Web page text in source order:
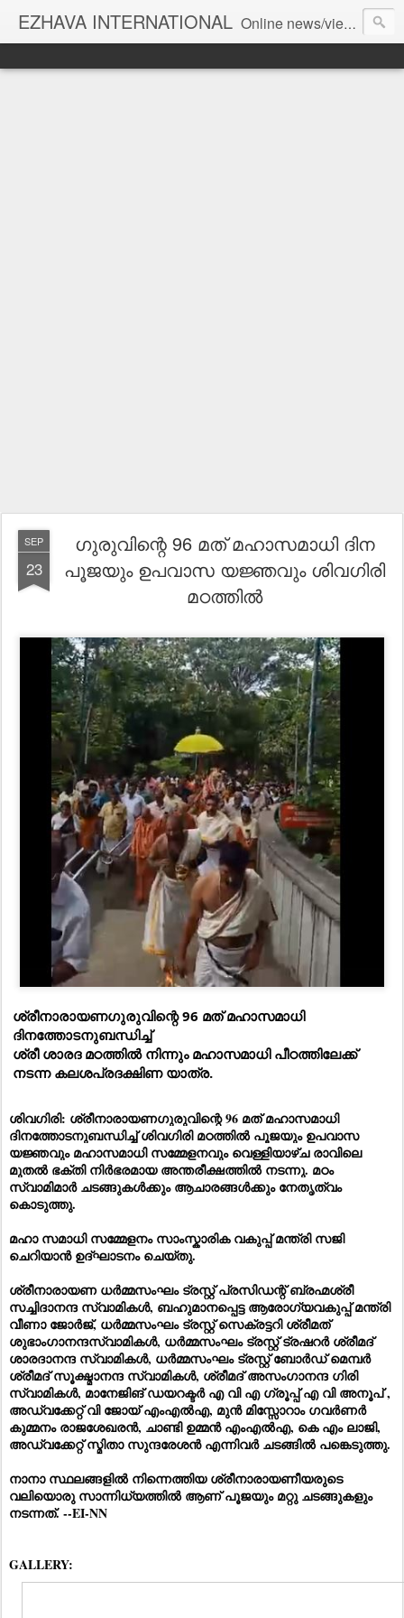
EZHAVA INTERNATIONAL Online news/views JOURNAL... Connecting the community worldwide Editorial Director: Prem Chandran
SEP
23
ഗുരുവിന്റെ 96 മത് മഹാസമാധി ദിന
പൂജയും ഉപവാസ യജ്ഞവും ശിവഗിരി
മഠത്തിൽ
ശ്രീനാരായണഗുരുവിന്റെ 96 മത് മഹാസമാധി
ദിനത്തോടനുബന്ധിച്ച്
ശ്രീ ശാരദ മഠത്തിൽ നിന്നും മഹാസമാധി പീഠത്തിലേക്ക്
നടന്ന കലശപ്രദക്ഷിണ യാത്ര.
ശിവഗിരി: ശ്രീനാരായണഗുരുവിന്റെ 96 മത് മഹാസമാധി
ദിനത്തോടനുബന്ധിച്ച് ശിവഗിരി മഠത്തിൽപൂജയും ഉപവാസ
യജ്ഞവും മഹാസമാധി സമ്മേളനവും വെള്ളിയാഴ്ച രാവിലെ
മുതൽ ഭക്തി നിർഭരമായ അന്തരീക്ഷത്തിൽ നടന്നു. മഠം
സ്വാമിമാർ ചടങ്ങുകൾക്കും ആചാരങ്ങൾക്കും നേതൃത്വം
കൊടുത്തു.
മഹാ സമാധി സമ്മേളനം സാംസ്കാരിക വകുപ്പ് മന്ത്രി സജി
ചെറിയാൻ ഉദ്ഘാടനം ചെയ്തു.
ശ്രീനാരായണ ധർമ്മസംഘം ട്രസ്റ്റ് പ്രസിഡന്റ് ബ്രഹ്മശ്രീ
സച്ചിദാനന്ദ സ്വാമികൾ, ബഹുമാനപ്പെട്ട ആരോഗ്യവകുപ്പ് മന്ത്രി
വീണാ ജോർജ്, ധർമ്മസംഘം ട്രസ്റ്റ് സെക്രട്ടറി ശ്രീമത്
ശുഭാംഗാനന്ദസ്വാമികൾ, ധർമ്മസംഘം ട്രസ്റ്റ് ട്രഷറർ ശ്രീമദ്
ശാരദാനന്ദ സ്വാമികൾ, ധർമ്മസംഘംട്രസ്റ്റ് ബോർഡ് മെമ്പർ
ശ്രീമദ് സൂക്ഷ്മാനന്ദ സ്വാമികൾ, ശ്രീമദ് അസംഗാനന്ദ ഗിരി
സ്വാമികൾ, മാനേജിങ് ഡയറക്ടർ എ വി എ ഗ്രൂപ്പ് എ വി അനൂപ് ,
അഡ്വക്കേറ്റ് വി ജോയ് എംഎൽഎ, മുൻ മിസ്സോറാം ഗവർണർ
കുമ്മനം രാജശേഖരൻ, ചാണ്ടി ഉമ്മൻ എംഎൽഎ, കെ എം ലാജി,
അഡ്വക്കേറ്റ് സ്മിതാ സുന്ദരേശൻ എന്നിവർ ചടങ്ങിൽ പങ്കെടുത്തു.
നാനാ സ്ഥലങ്ങളിൽ നിന്നെത്തിയശ്രീനാരായണീയരുടെ
വലിയൊരു സാന്നിധ്യത്തിൽ ആണ് പൂജയും മറ്റു ചടങ്ങുകളും
നടന്നത്. --EI-NN
GALLERY: